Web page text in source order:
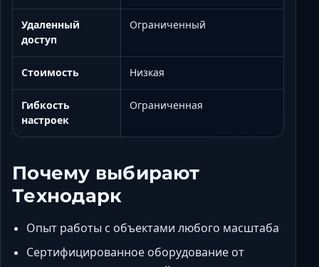
Удаленный
доступ
Ограниченный
Стоимость Низкая
Гибкость
настроек
Ограниченная
Почему выбирают
Технодарк
Опыт работы с объектами любого масштаба
Сертифицированное оборудование от